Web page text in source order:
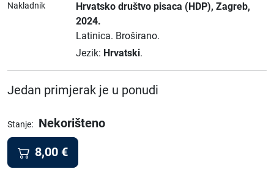
Nakladnik Hrvatsko društvo pisaca (HDP), Zagreb,
2024.
Latinica. Broširano.
Jezik: Hrvatski.
Jedan primjerak je u ponudi
Stanje: Nekorišteno
8,00 €